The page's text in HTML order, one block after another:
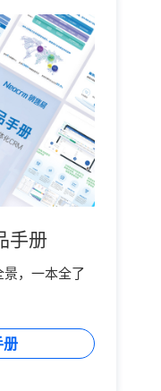
手册
，一本全了
册